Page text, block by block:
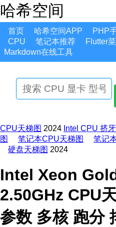
哈希空间
首页 哈希空间APP PHP
CPU
笔记本推荐 Flutter
Markdown在线工具
CPU天梯图 2024 Intel CPU 挤
图
笔记本CPU天梯图 笔记
硬盘天梯图 2024
Intel Xeon
2.50GHz CPU
参数 多核 跑分